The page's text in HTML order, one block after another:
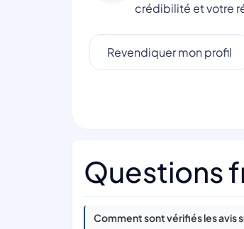
crédibilité et votre
Revendiquer mon profil
Questions
Comment sont vérifiés les avis